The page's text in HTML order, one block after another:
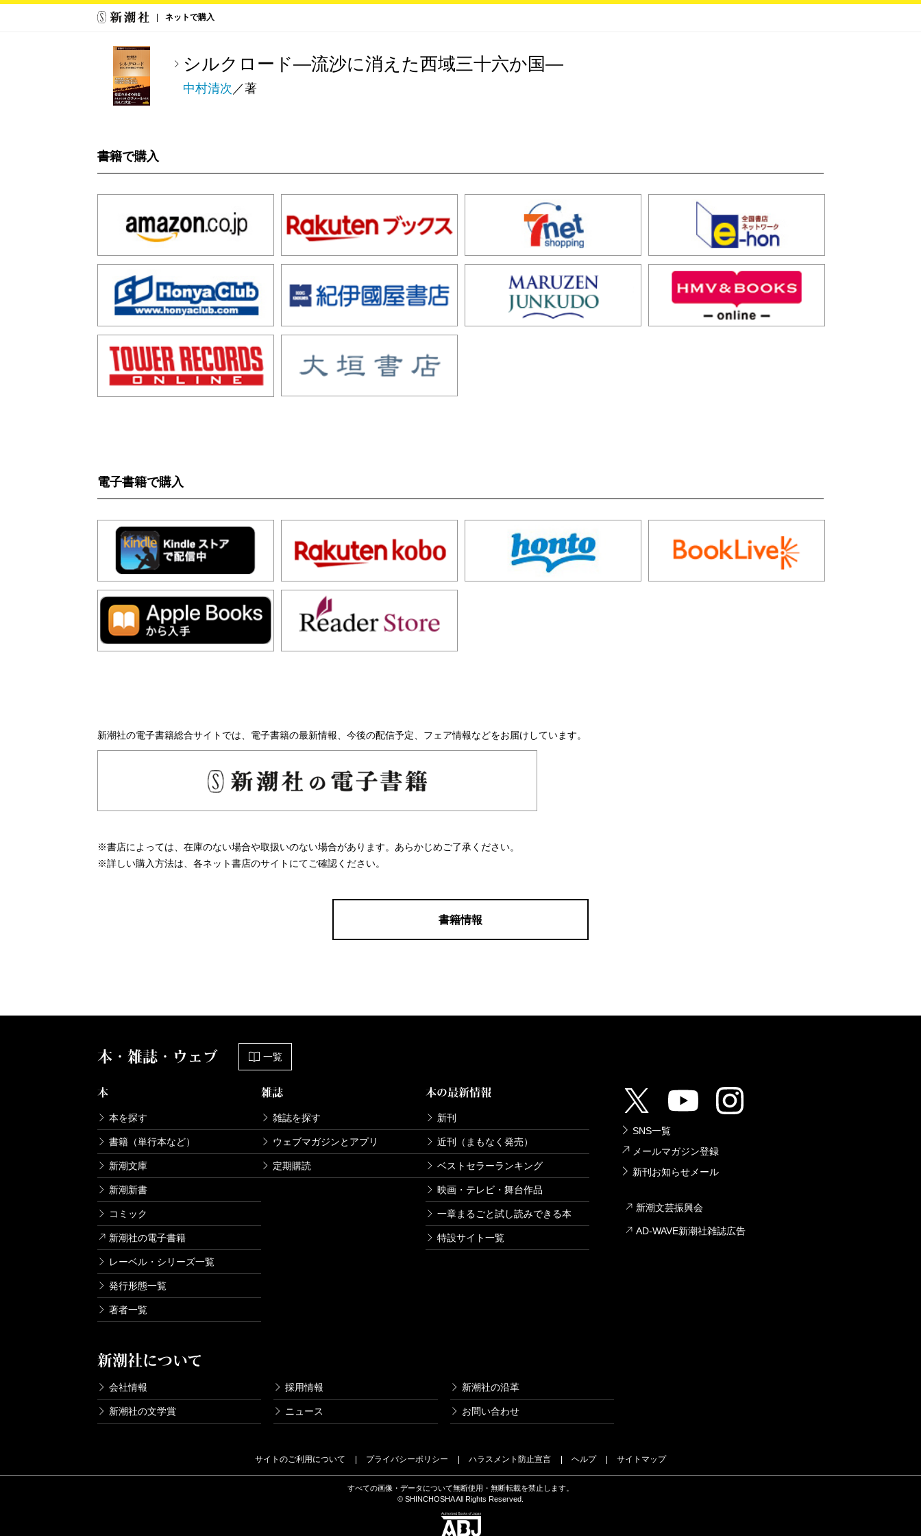
ネットで購入
シルクロード―流沙に消えた西域三十六か国―
中村清次 ／著
書籍で購入
電子書籍で購入
新潮社の電子書籍総合サイトでは、電子書籍の最新情報、今後の配信予定、フェア情報などをお届けしています。
※書店によっては、在庫のない場合や取扱いのない場合があります。あらかじめご了承ください。
※詳しい購入方法は、各ネット書店のサイトにてご確認ください。
書籍情報
本・雑誌・ウェブ 一覧
本
本を探す
書籍（単行本など）
新潮文庫
新潮新書
コミック
新潮社の電子書籍
レーベル・シリーズ一覧
発行形態一覧
著者一覧
雑誌
雑誌を探す
ウェブマガジンとアプリ
定期購読
本の最新情報
新刊
近刊（まもなく発売）
ベストセラーランキング
映画・テレビ・舞台作品
一章まるごと試し読みできる本
特設サイト一覧
新潮社について
会社情報 採用情報 新潮社の沿革
新潮社の文学賞 ニュース お問い合わせ
SNS一覧
メールマガジン登録
新刊お知らせメール
新潮文芸振興会
AD-WAVE新潮社雑誌広告
サイトのご利用について プライバシーポリシー ハラスメント防止宣言 ヘルプ サイトマップ
すべての画像・データについて無断使用・無断転載を禁止します。
© SHINCHOSHA All Rights Reserved.